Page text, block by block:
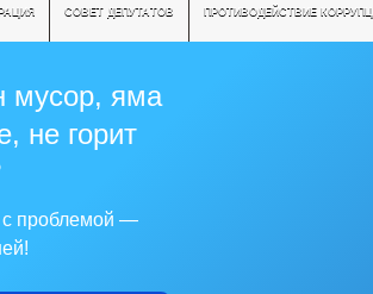
СОВЕТ ДЕПУТАТОВ ПРОТИВОДЕЙСТВИЕ
мусор, яма
не горит
с проблемой —